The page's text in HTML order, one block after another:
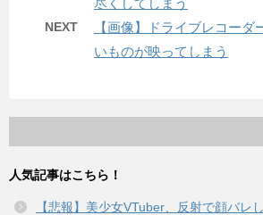
NEXT
【画像】ドライブレコーダ
いものが映ってしまう
人気記事はこちら！
【悲報】美少女VTuber、反射で顔バレ